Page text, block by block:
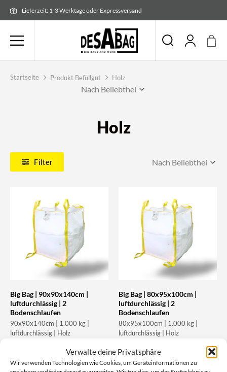
Verwalte deine Privatsphäre
Wir verwenden Technologien wie Cookies, um Geräteinformationen zu
Inhalt
Lieferzeit: 1-3 Werktage oder Expressversand
Startseite Produkt Befüllgut Holz
Holz
Filter
Big Bag | 90x90x140cm |
luftdurchlässig | 2
Bodenschlaufen
90x90x140cm | 1.000 kg |
luftdurchlässig | Holz
Unser Nettopreis: Ab12,04
Big Bag | 80x95x100cm |
luftdurchlässig | 2
Bodenschlaufen
80x95x100cm | 1.000 kg |
luftdurchlässig | Holz
Unser Nettopreis: Ab 7,86